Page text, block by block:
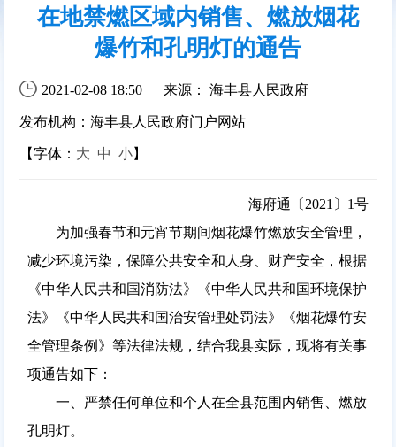
在地禁燃区域内销售、燃放烟花
爆竹和孔明灯的通告
2021-02-08 18:50 来源： 海丰县人民政府
发布机构：海丰县人民政府门户网站
【字体： 大 中 小】
海府通 〔2021〕 1号
为加强春节和元宵节期间烟花爆竹燃放安全管理，
减少环境污染，保障公共安全和人身、财产安全，根据
《中华人民共和国消防法》《中华人民共和国环境保护
法》《中华人民共和国治安管理处罚法》《烟花爆竹安
全管理条例》等法律法规，结合我县实际，现将有关事
项通告如下：
一、严禁任何单位和个人在全县范围内销售、燃放
孔明灯。